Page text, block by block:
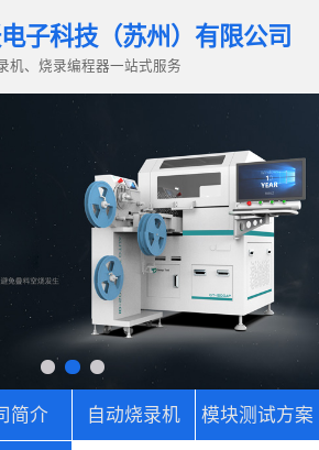
子科技（苏州）有限公司
机、烧录编程器一站式服务
简介 自动烧录机 模块测试方案